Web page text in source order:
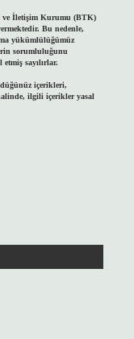
ve İletişim Kurumu (BTK)
Bu nedenle,
yükümlülüğümüz
sorumluluğunu
sayılırlar.
içerikleri,
ilgili içerikler yasal